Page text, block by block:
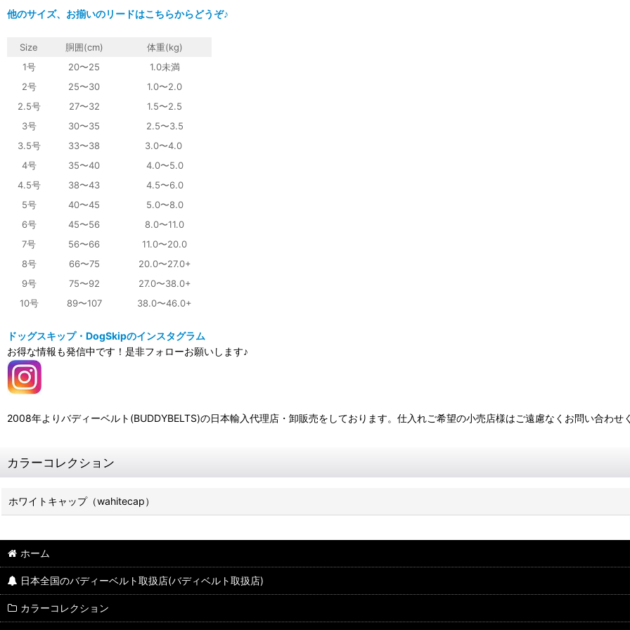
他のサイズ、お揃いのリードはこちらからどうぞ♪
Size 胴囲(cm) 体重(kg)
1号
20〜25
1.0未満
2号
25〜30
1.0〜2.0
2.5号
27〜32
1.5〜2.5
3号
30〜35
2.5〜3.5
3.5号
33〜38
3.0〜4.0
4号
35〜40
4.0〜5.0
4.5号
38〜43
4.5〜6.0
5号
40〜45
5.0〜8.0
6号
45〜56
8.0〜11.0
7号
56〜66
11.0〜20.0
8号
66〜75
20.0〜27.0+
9号
75〜92
27.0〜38.0+
10号
89〜107 38.0〜46.0+
ドッグスキップ・DogSkipのインスタグラム
お得な情報も発信中です！是非フォローお願いします♪
2008年よりバディーベルト(BUDDYBELTS)の日本輸入代理店・卸販売をしております。仕入れご希望の小売店様はご遠慮なくお問い合わせ
カラーコレクション
ホワイトキャップ（wahitecap）
ホーム
日本全国のバディーベルト取扱店(バディベルト取扱店)
カラーコレクション